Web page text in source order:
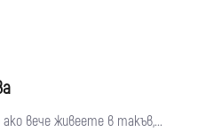
вече живеете в такъв,...